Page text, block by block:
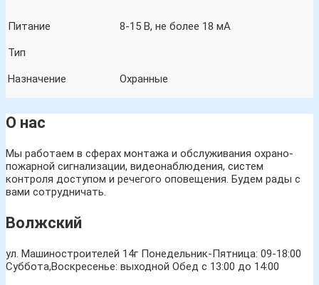
Питание 8-15 В, не более 18 мА
Тип
Назначение Охранные
О нас
Мы работаем в сферах монтажа и обслуживания охрано-
пожарной сигнализации, видеонаблюдения, систем
контроля доступом и речегого оповещения. Будем рады с
вами сотрудничать.
Волжский
ул. Машиностроителей 14г Понедельник-Пятница: 09-18:00
Суббота,Воскресенье: выходной Обед с 13:00 до 14:00